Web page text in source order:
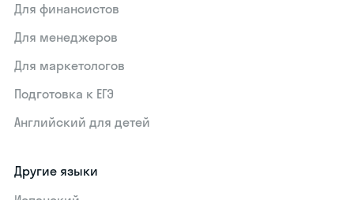
Для финансистов
Для менеджеров
Для маркетологов
Подготовка к ЕГЭ
Английский для детей
Другие языки